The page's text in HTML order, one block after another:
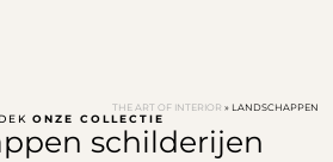
THE ART OF INTERIOR » LANDSCHAPPEN
ONZE COLLECTIE
schilderijen